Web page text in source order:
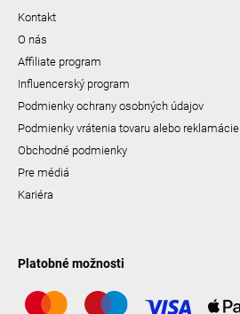
Kontakt
O nás
Affiliate program
Influencerský program
Podmienky ochrany osobných údajov
Podmienky vrátenia tovaru alebo reklamácie
Obchodné podmienky
Pre médiá
Kariéra
Platobné možnosti